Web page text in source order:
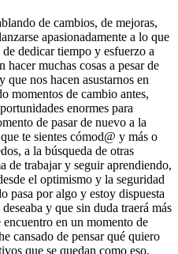
de cambios, de mejoras,
apasionadamente a lo que
dedicar tiempo y esfuerzo a
hacer muchas cosas a pesar de
que nos hacen asustarnos en
momentos de cambio antes,
enormes para
de pasar de nuevo a la
te sientes cómod@ y más o
a la búsqueda de otras
de trabajar y seguir aprendiendo,
el optimismo y la seguridad
pasa por algo y estoy dispuesta
y que sin duda traerá más
en un momento de
cansado de pensar qué quiero
que se quedan como eso,